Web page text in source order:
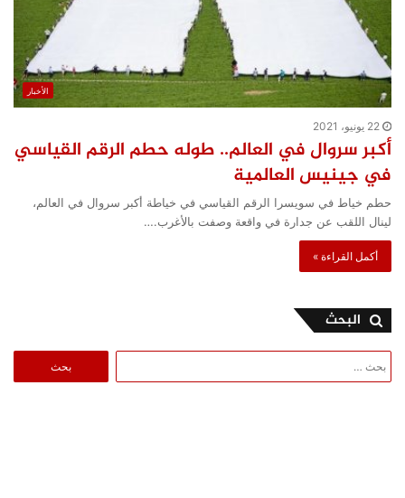
الأخبار
22 يونيو، 2021
أكبر سروال في العالم.. طوله حطم الرقم القياسي
في جينيس العالمية
حطم خياط في سويسرا الرقم القياسي في خياطة أكبر سروال في العالم،
لينال اللقب عن جدارة في واقعة وصفت بالأغرب.…
أكمل القراءة »
البحث
عن: